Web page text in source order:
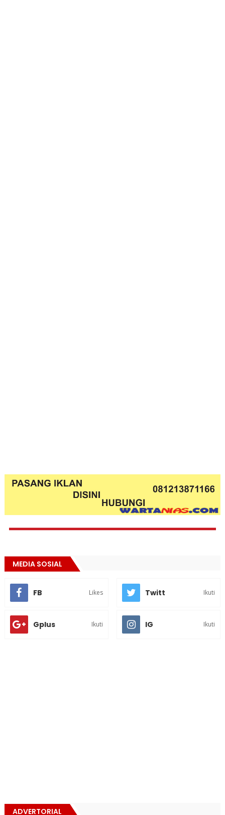
MEDIA SOSIAL
FB Likes Twitt Ikuti
Gplus Ikuti IG Ikuti
ADVERTORIAL